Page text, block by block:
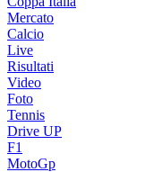
Mercato
Calcio
Live
Risultati
Video
Foto
Tennis
Drive UP
F1
MotoGp